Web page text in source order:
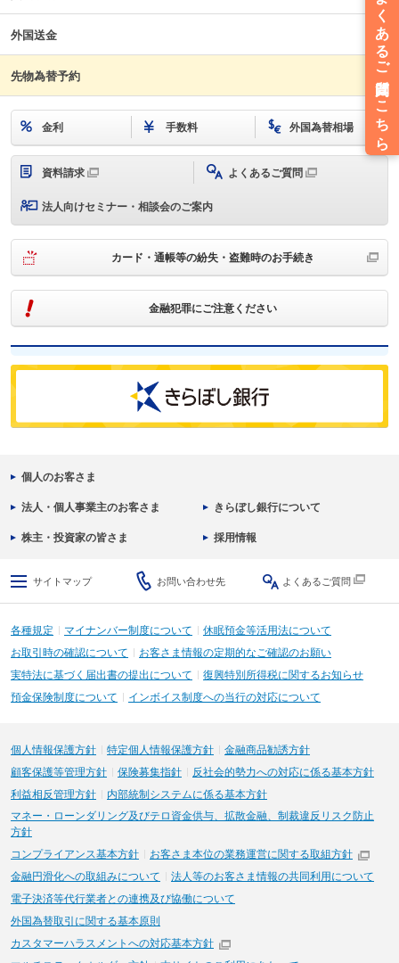
外国送金
先物為替予約
金利 手数料 外国為替相場
資料請求 よくあるご質問
法人向けセミナー・相談会のご案内
カード・通帳等の紛失・盗難時のお手続き
金融犯罪にご注意ください
個人のお客さま
法人・個人事業主のお客さま きらぼし銀行について
株主・投資家の皆さま 採用情報
サイトマップ お問い合わせ先 よくあるご質問
各種規定 マイナンバー制度について
休眠預金等活用法について
お取引時の確認について
お客さま情報の定期的なご確認のお願い
実特法に基づく届出書の提出について
復興特別所得税に関するお知らせ
預金保険制度について
インボイス制度への当行の対応について
個人情報保護方針 特定個人情報保護方針
金融商品勧誘方針
顧客保護等管理方針
保険募集指針
反社会的勢力への対応に係る基本方針
利益相反管理方針
内部統制システムに係る基本方針
マネー・ローンダリング及びテロ資金供与、拡散金融、制裁違反リスク防止
方針
コンプライアンス基本方針
お客さま本位の業務運営に関する取組方針
金融円滑化への取組みについて
法人等のお客さま情報の共同利用について
電子決済等代行業者との連携及び協働について
外国為替取引に関する基本原則
カスタマーハラスメントへの対応基本方針